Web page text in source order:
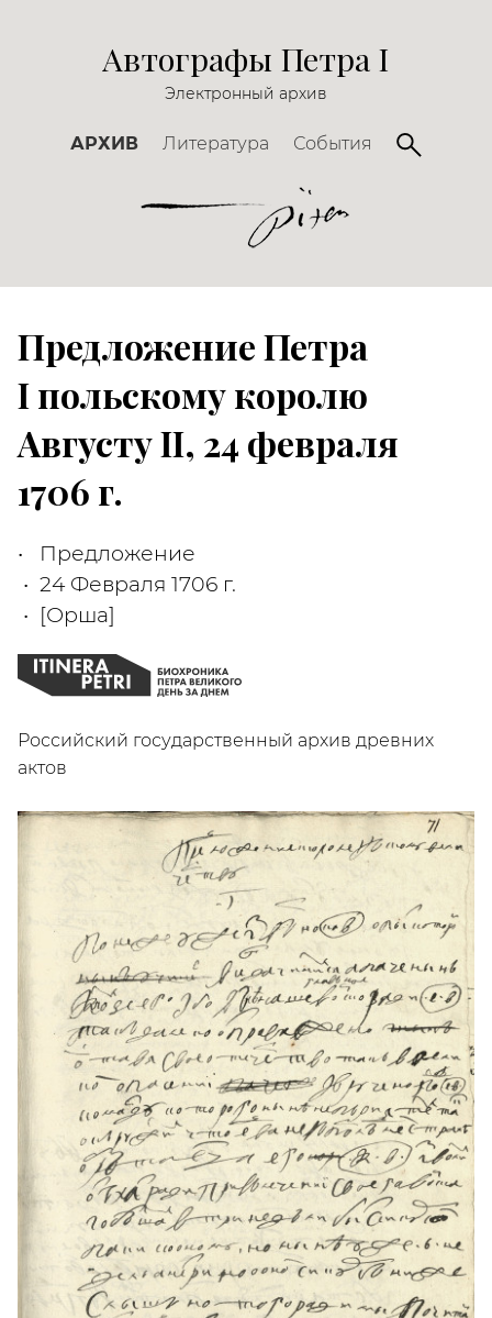
Автографы Петра I
Электронный архив
АРХИВ Литература События
Предложение Петра
I польскому королю
Августу II, 24 февраля
1706 г.
Предложение
24 Февраля 1706 г.
[Орша]
Российский государственный архив древних
актов